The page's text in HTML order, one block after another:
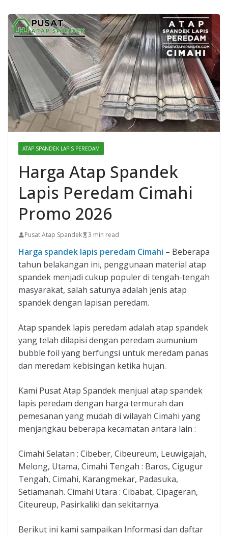
ATAP SPANDEK LAPIS PEREDAM
Harga Atap Spandek
Lapis Peredam Cimahi
Promo 2026
Pusat Atap Spandek 3 min read
Harga spandek lapis peredam Cimahi – Beberapa
tahun belakangan ini, penggunaan material atap
spandek menjadi cukup populer di tengah-tengah
masyarakat, salah satunya adalah jenis atap
spandek dengan lapisan peredam.
Atap spandek lapis peredam adalah atap spandek
yang telah dilapisi dengan peredam aumunium
bubble foil yang berfungsi untuk meredam panas
dan meredam kebisingan ketika hujan.
Kami Pusat Atap Spandek menjual atap spandek
lapis peredam dengan harga termurah dan
pemesanan yang mudah di wilayah Cimahi yang
menjangkau beberapa kecamatan antara lain :
Cimahi Selatan : Cibeber, Cibeureum, Leuwigajah,
Melong, Utama, Cimahi Tengah : Baros, Cigugur
Tengah, Cimahi, Karangmekar, Padasuka,
Setiamanah. Cimahi Utara : Cibabat, Cipageran,
Citeureup, Pasirkaliki dan sekitarnya.
Berikut ini kami sampaikan Informasi dan daftar